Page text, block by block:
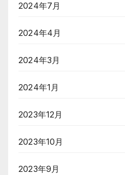
2024年7月
2024年4月
2024年3月
2024年1月
2023年12月
2023年10月
2023年9月